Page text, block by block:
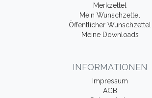
Merkzettel
Mein Wunschzettel
Öffentlicher Wunschzettel
Meine Downloads
INFORMATIONEN
Impressum
AGB